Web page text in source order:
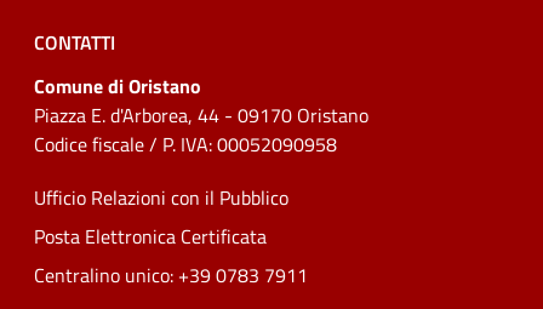
CONTATTI
Comune di Oristano
Piazza E. d'Arborea, 44 - 09170 Oristano
Codice fiscale / P. IVA: 00052090958
Ufficio Relazioni con il Pubblico
Posta Elettronica Certificata
Centralino unico: +39 0783 7911